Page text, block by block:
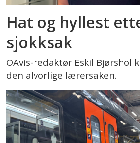
Hat og hyllest
sjokksak
OAvis-redaktør Eskil Bjørshol
den alvorlige lærersaken.